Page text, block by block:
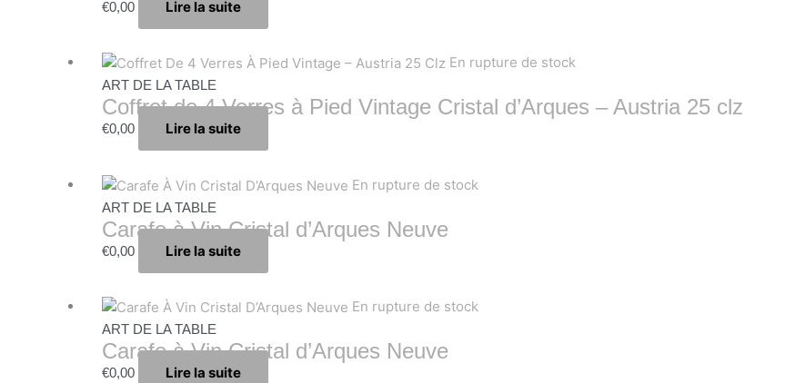
€0,00 Lire la suite
En rupture de stock
ART DE LA TABLE
Coffret de 4 Verres à Pied Vintage Cristal d’Arques – Austria 25 clz
€0,00 Lire la suite
En rupture de stock
ART DE LA TABLE
Carafe à Vin Cristal d’Arques Neuve
€0,00 Lire la suite
En rupture de stock
ART DE LA TABLE
Carafe à Vin Cristal d’Arques Neuve
€0,00 Lire la suite